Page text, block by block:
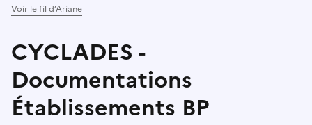
Voir le fil d’Ariane
CYCLADES -
Documentations
Établissements BP